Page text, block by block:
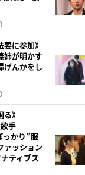
要に参加》
が明かす
げんかをし
る》
手
かり”服
ァッション
ティブス